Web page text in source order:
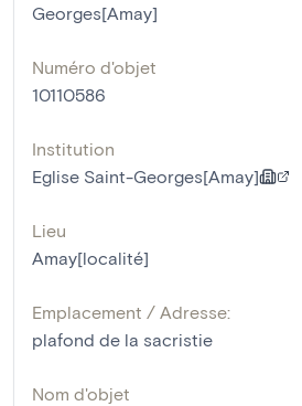
Georges[Amay]
Numéro d'objet
10110586
Institution
Eglise Saint-Georges[Amay]
Lieu
Amay[localité]
Emplacement / Adresse:
plafond de la sacristie
Nom d'objet